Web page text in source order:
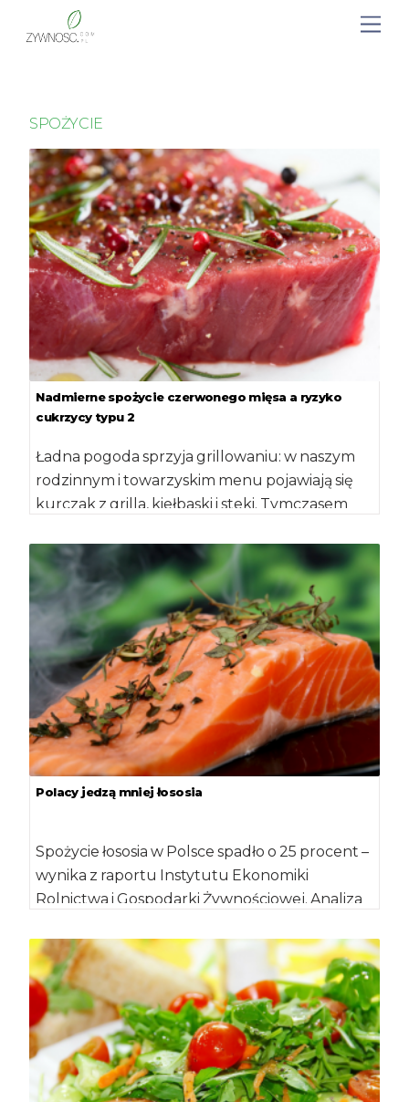
SPOŻYCIE
Nadmierne spożycie czerwonego mięsa a ryzyko
cukrzycy typu 2
Ładna pogoda sprzyja grillowaniu: w naszym
rodzinnym i towarzyskim menu pojawiają się
kurczak z grilla, kiełbaski i steki. Tymczasem
ograniczyć […]
Polacy jedzą mniej łososia
Spożycie łososia w Polsce spadło o 25 procent –
wynika z raportu Instytutu Ekonomiki
Rolnictwa i Gospodarki Żywnościowej. Analiza